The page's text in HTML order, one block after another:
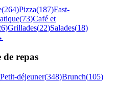
(264)Pizza(187)Fast-
(73)Café et
)Grillades(22)Salades(18)
repas
Petit-déjeuner(348)Brunch(105)